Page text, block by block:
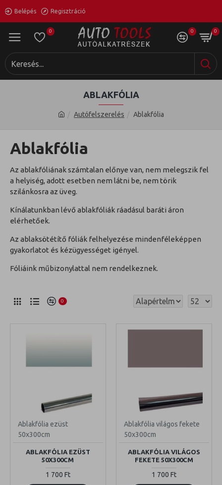
Belépés Regisztráció
0 0 0
Autófelszerelés Ablakfólia
ABLAKFÓLIA
Ablakfólia
Az ablakfóliának számtalan előnye van, nem melegszik fel
a helyiség, adott esetben nem látni be, nem törik
szilánkosra az üveg.
Kínálatunkban lévő ablakfóliák ráadásul baráti áron
elérhetőek.
Az ablaksötétítő fóliák felhelyezése mindenféleképpen
gyakorlatot és kézügyességet igényel.
Fóliáink műbizonylattal nem rendelkeznek.
0
Ablakfólia ezüst
50x300cm
ABLAKFÓLIA EZÜST
50X300CM
1 700 Ft
Ablakfólia világos fekete
50x300cm
ABLAKFÓLIA VILÁGOS
FEKETE 50X300CM
1 700 Ft